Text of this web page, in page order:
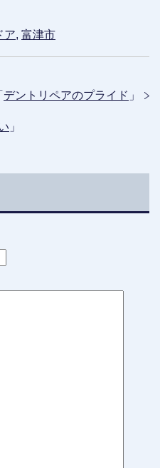
ア, 富津市
デントリペアのプライド 」
」